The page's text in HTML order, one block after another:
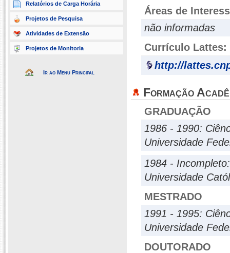
Relatórios de Carga Horária
Projetos de Pesquisa
Atividades de Extensão
Projetos de Monitoria
Ir ao Menu Principal
Áreas de
não informadas
Currículo Lattes:
http://
Formação
GRADUAÇÃO
1986 - 1990:
Universidade
1984 -
Universidade
MESTRADO
1991 - 1995:
Universidade
DOUTORADO